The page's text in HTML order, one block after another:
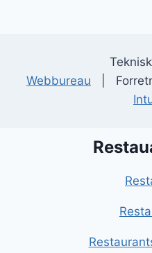
Webbureau |